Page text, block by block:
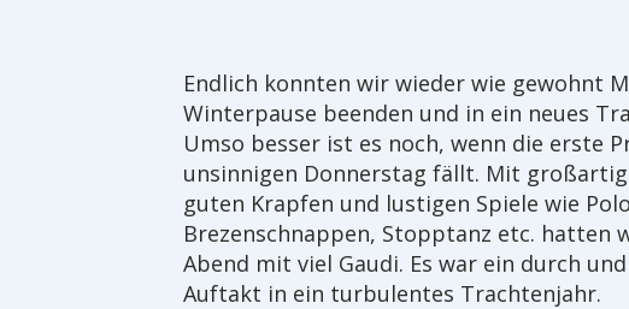
Endlich konnten wir wieder wie gewohnt
Winterpause beenden und in ein neues
Umso besser ist es noch, wenn die erste
unsinnigen Donnerstag fällt. Mit
guten Krapfen und lustigen Spiele wie
Brezenschnappen, Stopptanz etc. hatten
Abend mit viel Gaudi. Es war ein durch
Auftakt in ein turbulentes Trachtenjahr.